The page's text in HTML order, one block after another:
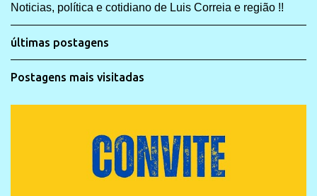
Noticias, política e cotidiano de Luis Correia e região !!
últimas postagens
Postagens mais visitadas